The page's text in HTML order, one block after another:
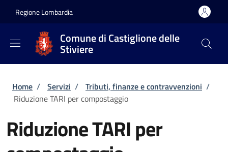
Regione Lombardia
Comune di Castiglione delle
Stiviere
Briciole di pane
Home / Servizi / Tributi, finanze e contravvenzioni /
Riduzione TARI per compostaggio
Riduzione TARI per